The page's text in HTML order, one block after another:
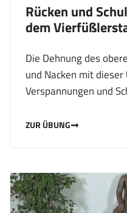
Rücken und
dem
Die Dehnung des
und Nacken mit
Verspannungen und
ZUR ÜBUNG